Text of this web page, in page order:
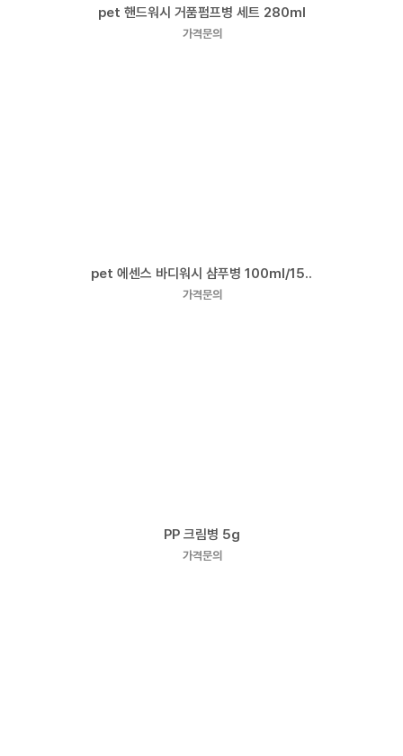
pet 핸드워시 거품펌프병 세트 280ml
가격문의
pet 에센스 바디워시 샴푸병 100ml/15..
가격문의
PP 크림병 5g
가격문의